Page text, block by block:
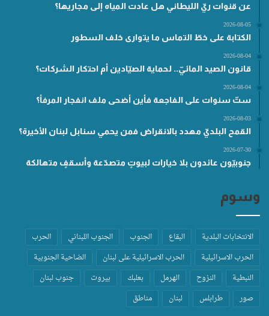
عن قنوات ريّ الليطاني هل عادت المياه إلى مجاريها؟
2026-08-05
الكتابة على خطّ التماس ما يتوارى خلف السطور
2026-08-04
قانون الصيد المائيّ.. لحماية الصيّادين أم احتكار الشركات؟
2026-08-04
ستّ سنوات على الفاجعة فأين أضحى ملف انفجار المرفأ؟
2026-08-03
القمح البلديّ مهدد بالانقراض فمن يحمي سنابل لبنان الأخيرة؟
2026-07-30
جنوبيّون عائدون بلا خيارات لبيوتٍ متصدّعة وأسقفٍ متهالكة
وسوم
الانتخابات البلدية البقاع الجنوب الجنوب اللبناني
الحرب
الحرب الاسرائيلية
الحرب الاسرائيلية على لبنان
الضاحية الجنوبية
النبطية
النزوح الهرمل بعلبك بيروت
جنوب لبنان
صور
طرابلس لبنان مناطق